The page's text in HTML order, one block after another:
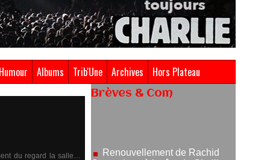
Humour Albums Trib'Une Archives Hors Plateau
du regard la salle…
Brèves & Com
05/08/2026